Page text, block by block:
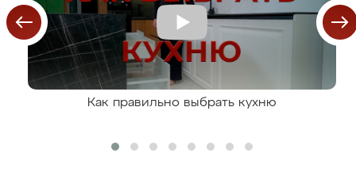
Как правильно выбрать кухню